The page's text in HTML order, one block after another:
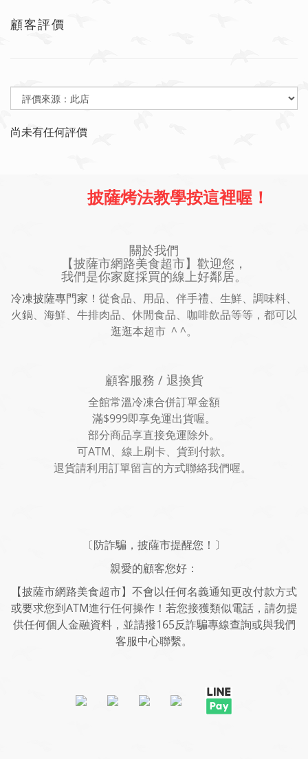
顧客評價
尚未有任何評價
披薩烤法教學按這裡喔！
關於我們
【披薩市網路美食超市】歡迎您，
我們是你家庭採買的線上好鄰居。
冷凍披薩專門家！ 從食品、用品、伴手禮、生鮮、調味料、
火鍋、海鮮、牛排肉品、休閒食品、咖啡飲品等等，都可以
逛逛本超市 ^ ^。
顧客服務 / 退換貨
全館常溫冷凍合併訂單金額
滿$999即享免運出貨喔。
部分商品享直接免運除外。
可ATM、線上刷卡、貨到付款。
退貨請利用訂單留言的方式聯絡我們喔。
〔防詐騙，披薩市提醒您！〕
親愛的顧客您好：
【披薩市網路美食超市】不會以任何名義通知更改付款方式
或要求您到ATM進行任何操作！若您接獲類似電話，請勿提
供任何個人金融資料，並請撥165反詐騙專線查詢或與我們
客服中心聯繫。